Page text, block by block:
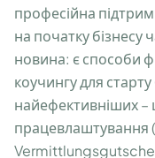
професійна
на початку бізнесу
новина: є способи
коучингу для
найефективніших –
працевлаштування